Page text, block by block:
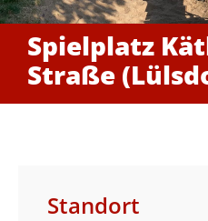
Spielplatz
Straße
Standort